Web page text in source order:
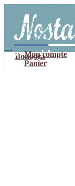
navigation
contenu
Mon compte
Panier
Bonbons